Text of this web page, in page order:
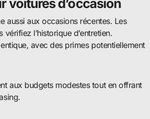
aussi aux occasions récentes. Les
vérifiez l’historique d’entretien.
avec des primes potentiellement
aux budgets modestes tout en offrant